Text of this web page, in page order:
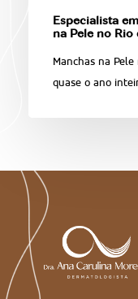
Especialista
na Pele no Rio
Manchas na
quase o ano